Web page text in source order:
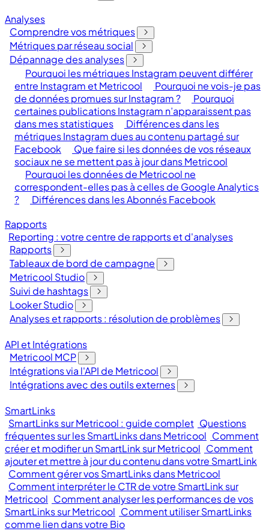
Analyses
Comprendre vos métriques
Métriques par réseau social
Dépannage des analyses
Pourquoi les métriques Instagram peuvent différer
entre Instagram et Metricool
Pourquoi ne vois-je pas
de données promues sur Instagram ?
Pourquoi
certaines publications Instagram n’apparaissent pas
dans mes statistiques
Différences dans les
métriques Instagram dues au contenu partagé sur
Facebook
Que faire si les données de vos réseaux
sociaux ne se mettent pas à jour dans Metricool
Pourquoi les données de Metricool ne
correspondent-elles pas à celles de Google Analytics
?
Différences dans les Abonnés Facebook
Rapports
Reporting : votre centre de rapports et d'analyses
Rapports
Tableaux de bord de campagne
Metricool Studio
Suivi de hashtags
Looker Studio
Analyses et rapports : résolution de problèmes
API et Intégrations
Metricool MCP
Intégrations via l'API de Metricool
Intégrations avec des outils externes
SmartLinks
SmartLinks sur Metricool : guide complet Questions
fréquentes sur les SmartLinks dans Metricool Comment
créer et modifier un SmartLink sur Metricool Comment
ajouter et mettre à jour du contenu dans votre SmartLink
Comment gérer vos SmartLinks dans Metricool
Comment interpréter le CTR de votre SmartLink sur
Metricool Comment analyser les performances de vos
SmartLinks sur Metricool Comment utiliser SmartLinks
comme lien dans votre Bio